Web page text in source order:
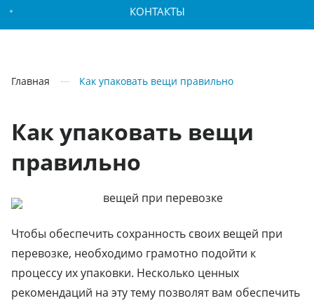
КОНТАКТЫ
Главная Как упаковать вещи правильно
Как упаковать вещи
правильно
Чтобы обеспечить сохранность своих вещей при
перевозке, необходимо грамотно подойти к
процессу их упаковки. Несколько ценных
рекомендаций на эту тему позволят вам обеспечить